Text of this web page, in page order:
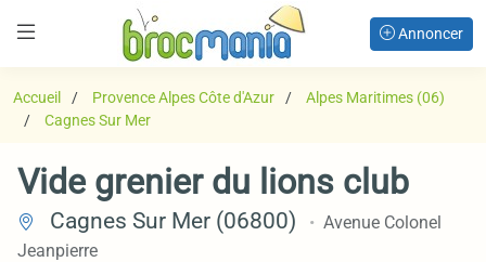
Annoncer
Accueil Provence Alpes Côte d'Azur
Alpes Maritimes (06)
Cagnes Sur Mer
Vide grenier du lions club
Cagnes Sur Mer (06800)
Avenue Colonel
Jeanpierre